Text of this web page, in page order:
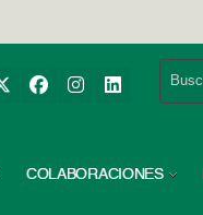
COLABORACIONES